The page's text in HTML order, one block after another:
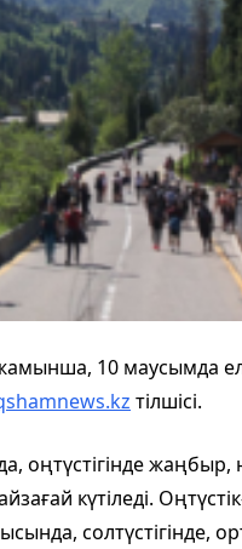
10 маусымда
тілшісі.
оңтүстігінде жаңбыр,
күтіледі.
солтүстігінде,